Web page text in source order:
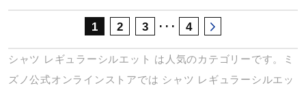
1 2 3 ･･･ 4
シャツ レギュラーシルエット は人気のカテゴリーです。ミ
ズノ公式オンラインストアでは シャツ レギュラーシルエッ